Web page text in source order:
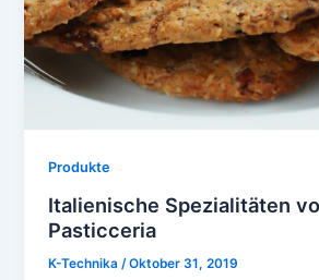
Produkte
Italienische Spezialitäten
Pasticceria
K-Technika/Oktober 31, 2019